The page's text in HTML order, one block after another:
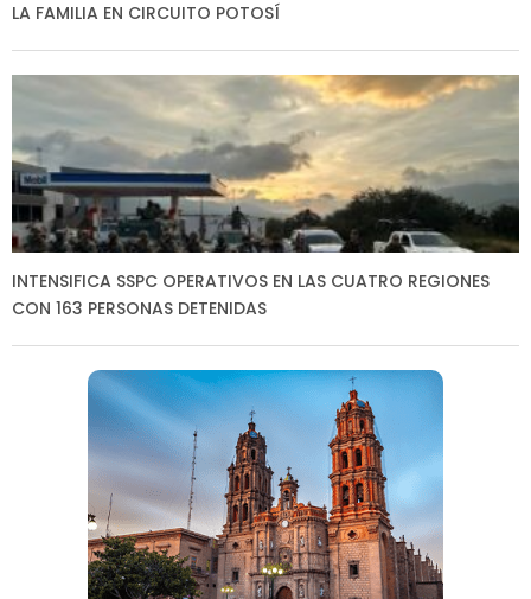
LA FAMILIA EN CIRCUITO POTOSÍ
INTENSIFICA SSPC OPERATIVOS EN LAS CUATRO REGIONES
CON 163 PERSONAS DETENIDAS